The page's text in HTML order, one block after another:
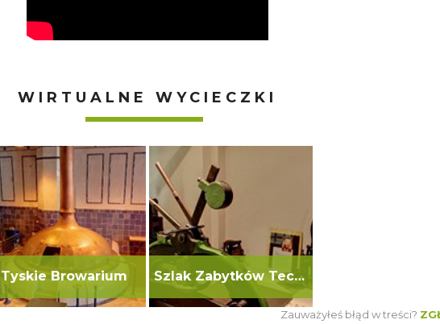
WIRTUALNE WYCIECZKI
Tyskie Browarium Szlak Zabytków Techniki
Zauważyłeś błąd w treści?